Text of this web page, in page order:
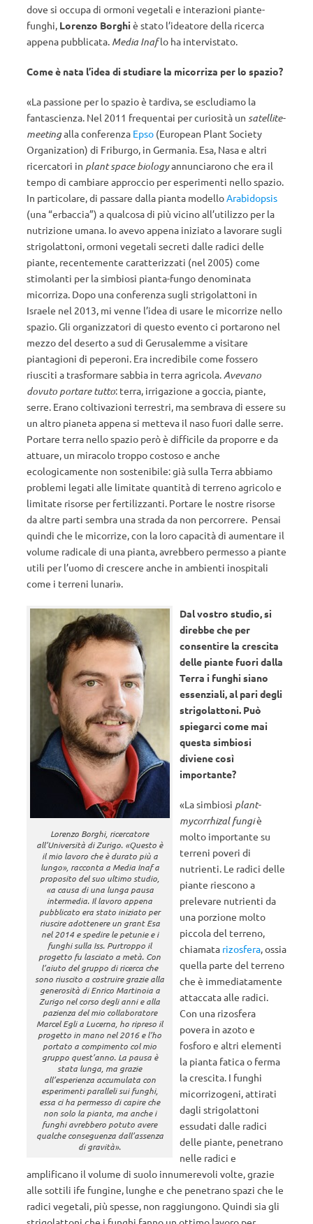
dove si occupa di ormoni vegetali e interazioni piante-
funghi, Lorenzo Borghi è stato l’ideatore della ricerca
appena pubblicata. Media Inaflo ha intervistato.
Come è nata l’idea di studiare la micorriza per lo spazio?
«La passione per lo spazio è tardiva, se escludiamo la
fantascienza. Nel 2011 frequentai per curiosità un satellite-
meetingalla conferenza Epso (European Plant Society
Organization) di Friburgo, in Germania. Esa, Nasa e altri
ricercatori in plant space biologyannunciarono che era il
tempo di cambiare approccio per esperimenti nello spazio.
In particolare, di passare dalla pianta modelloArabidopsis
(una “erbaccia”) a qualcosa di più vicino all’utilizzo per la
nutrizione umana. Io avevo appena iniziato a lavorare sugli
strigolattoni, ormoni vegetali secreti dalle radici delle
piante, recentemente caratterizzati (nel 2005) come
stimolanti per la simbiosi pianta-fungo denominata
micorriza. Dopo una conferenza sugli strigolattoni in
Israele nel 2013, mi venne l’idea di usare le micorrize nello
spazio. Gli organizzatori di questo evento ci portarono nel
mezzo del deserto a sud di Gerusalemme a visitare
piantagioni di peperoni. Era incredibile come fossero
riusciti a trasformare sabbia in terra agricola.Avevano
dovuto portare tutto: terra, irrigazione a goccia, piante,
serre. Erano coltivazioni terrestri, ma sembrava di essere su
un altro pianeta appena si metteva il naso fuori dalle serre.
Portare terra nello spazio però è difficile da proporre e da
attuare, un miracolo troppo costoso e anche
ecologicamente non sostenibile: già sulla Terra abbiamo
problemi legati alle limitate quantità di terreno agricolo e
limitate risorse per fertilizzanti. Portare le nostre risorse
da altre parti sembra una strada da non percorrere. Pensai
quindi che le micorrize, con la loro capacità di aumentare il
volume radicale di una pianta, avrebbero permesso a piante
utili per l’uomo di crescere anche in ambienti inospitali
come i terreni lunari».
Lorenzo Borghi, ricercatore
all’Università di Zurigo. «Questo è
il mio lavoro che è durato più a
lungo», racconta a Media Inaf a
proposito del suo ultimo studio,
«a causa di una lunga pausa
intermedia. Il lavoro appena
pubblicato era stato iniziato per
riuscire adottenere un grant Esa
nel 2014 e spedire le petunie e i
funghi sulla Iss. Purtroppo il
progetto fu lasciato a metà. Con
l’aiuto del gruppo di ricerca che
sono riuscito a costruire grazie alla
generosità di Enrico Martinoia a
Zurigo nel corso degli anni e alla
pazienza del mio collaboratore
Marcel Egli a Lucerna, ho ripreso il
progetto in mano nel 2016 e l’ho
portato a compimento col mio
gruppo quest’anno. La pausa è
stata lunga, ma grazie
all’esperienza accumulata con
esperimenti paralleli sui funghi,
essa ci ha permesso di capire che
non solo la pianta, ma anche i
funghi avrebbero potuto avere
qualche conseguenza dall’assenza
di gravità».
Dal vostro studio, si
direbbe che per
consentire la crescita
delle piante fuori dalla
Terra i funghi siano
essenziali, al pari degli
strigolattoni. Può
spiegarci come mai
questa simbiosi
diviene così
importante?
«La simbiosi plant-
mycorrhizal fungiè
molto importante su
terreni poveri di
nutrienti. Le radici delle
piante riescono a
prelevare nutrienti da
una porzione molto
piccola del terreno,
chiamata rizosfera, ossia
quella parte del terreno
che è immediatamente
attaccata alle radici.
Con una rizosfera
povera in azoto e
fosforo e altri elementi
la pianta fatica o ferma
la crescita. I funghi
micorrizogeni, attirati
dagli strigolattoni
essudati dalle radici
delle piante, penetrano
nelle radici e
amplificano il volume di suolo innumerevoli volte, grazie
alle sottili ife fungine, lunghe e che penetrano spazi che le
radici vegetali, più spesse, non raggiungono. Quindi sia gli